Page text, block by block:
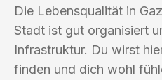
Die Lebensqualität in
Stadt ist gut organisiert
Infrastruktur. Du wirst
finden und dich wohl